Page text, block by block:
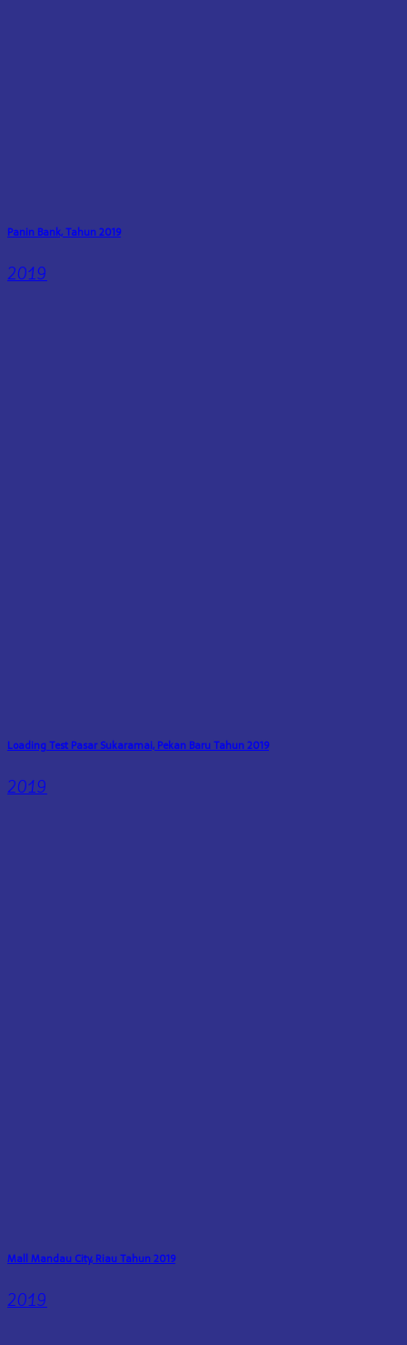
Panin Bank, Tahun 2019
2019
Loading Test Pasar Sukaramai, Pekan Baru Tahun 2019
2019
Mall Mandau City, Riau Tahun 2019
2019